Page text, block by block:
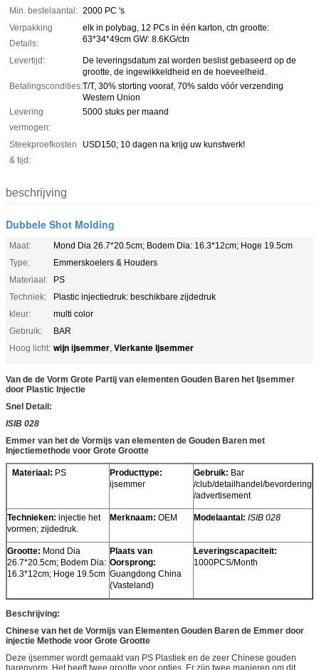
Min. bestelaantal: 2000 PC 's
Verpakking
Details:
elk in polybag, 12 PCs in één karton, ctn grootte:
63*34*49cm GW: 8.6KG/ctn
Levertijd:
De leveringsdatum zal worden beslist gebaseerd op de
grootte, de ingewikkeldheid en de hoeveelheid.
Betalingscondities:T/T, 30% storting vooraf, 70% saldo vóór verzending
Western Union
Levering
vermogen:
5000 stuks per maand
Steekproefkosten
& tijd:
USD150; 10 dagen na krijg uw kunstwerk!
beschrijving
Dubbele Shot Molding
Maat:
Mond Dia 26.7*20.5cm; Bodem Dia: 16.3*12cm; Hoge 19.5cm
Type:
Emmerskoelers & Houders
Materiaal:
PS
Techniek:
Plastic injectiedruk: beschikbare zijdedruk
kleur:
multi color
Gebruik:
BAR
Hoog licht: wijn ijsemmer, Vierkante Ijsemmer
Van de de Vorm Grote Partij van elementen Gouden Baren het Ijsemmer
door Plastic Injectie
Snel Detail:
ISIB 028
Emmer van het de Vormijs van elementen de Gouden Baren met
Injectiemethode voor Grote Grootte
Materiaal: PS
Producttype:
ijsemmer
Gebruik: Bar
/club/detailhandel/bevordering
/advertisement
Technieken: injectie het
vormen; zijdedruk.
Merknaam: OEM Modelaantal: ISIB 028
Grootte: Mond Dia
26.7*20.5cm; Bodem Dia:
16.3*12cm; Hoge 19.5cm
Plaats van
Oorsprong:
Guangdong China
(Vasteland)
Leveringscapaciteit:
1000PCS/Month
Beschrijving:
Chinese van het de Vormijs van Elementen Gouden Baren de Emmer door
injectie Methode voor Grote Grootte
Deze ijsemmer wordt gemaakt van PS Plastiek en de zeer Chinese gouden
barenvorm. Het heeft twee grootte voor opties. Er zijn twee manieren om dit